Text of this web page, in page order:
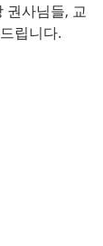
권사님들, 교
립니다.